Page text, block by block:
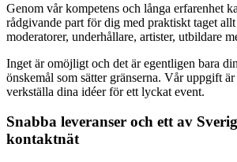
Genom vår kompetens och långa erfarenhet
rådgivande part för dig med praktiskt taget
moderatorer, underhållare, artister, utbildare
Inget är omöjligt och det är egentligen bara
önskemål som sätter gränserna. Vår uppgift
verkställa dina idéer för ett lyckat event.
Snabba leveranser och ett av
kontaktnät